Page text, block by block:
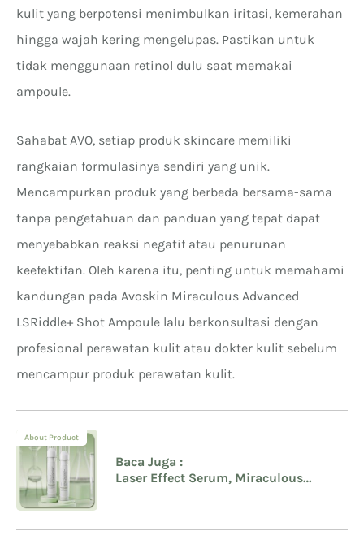
kulit yang berpotensi menimbulkan iritasi, kemerahan
hingga wajah kering mengelupas. Pastikan untuk
tidak menggunaan retinol dulu saat memakai
ampoule.
Sahabat AVO, setiap produk skincare memiliki
rangkaian formulasinya sendiri yang unik.
Mencampurkan produk yang berbeda bersama-sama
tanpa pengetahuan dan panduan yang tepat dapat
menyebabkan reaksi negatif atau penurunan
keefektifan. Oleh karena itu, penting untuk memahami
kandungan pada Avoskin Miraculous Advanced
LSRiddle+ Shot Ampoule lalu berkonsultasi dengan
profesional perawatan kulit atau dokter kulit sebelum
mencampur produk perawatan kulit.
About Product
Baca Juga :
Laser Effect Serum, Miraculous